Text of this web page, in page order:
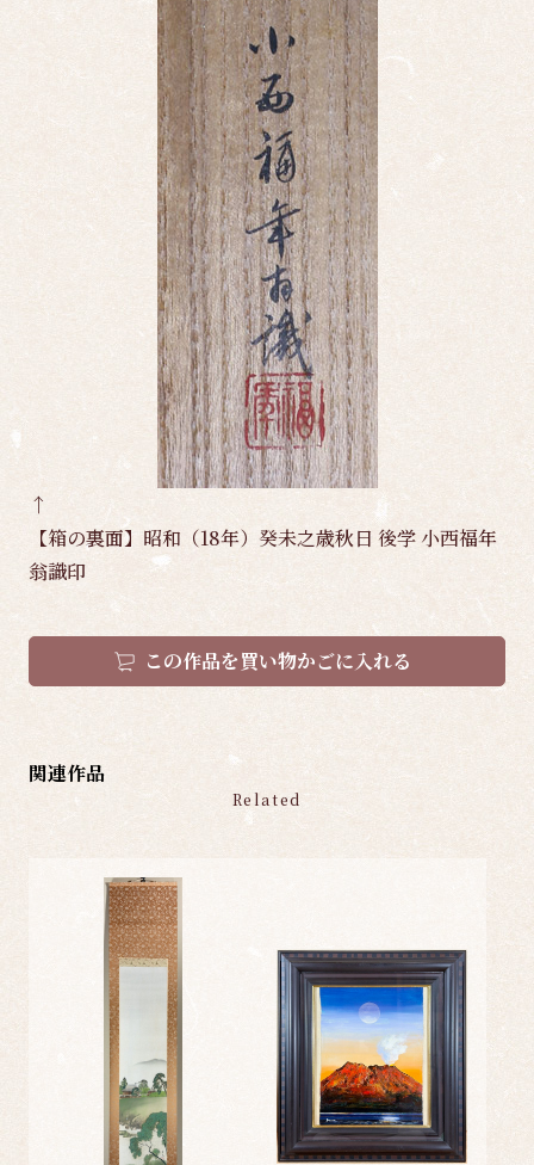
↑
【箱の裏面】昭和（18年）癸未之歳秋日 後学 小西福年
翁識印
この作品を買い物かごに入れる
関連作品
Related